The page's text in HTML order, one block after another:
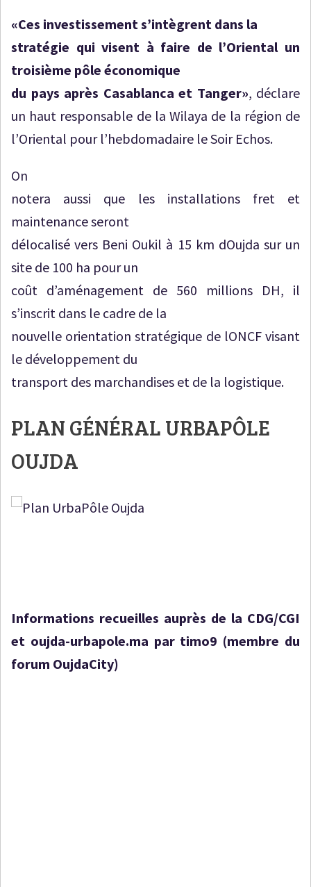
«Ces investissement s’intègrent dans la
stratégie qui visent à faire de l’Oriental un
troisième pôle économique
du pays après Casablanca et Tanger», déclare
un haut responsable de la Wilaya de la région de
l’Oriental pour l’hebdomadaire le Soir Echos.
On
notera aussi que les installations fret et
maintenance seront
délocalisé vers Beni Oukil à 15 km dOujda sur un
site de 100 ha pour un
coût d’aménagement de 560 millions DH, il
s’inscrit dans le cadre de la
nouvelle orientation stratégique de lONCF visant
le développement du
transport des marchandises et de la logistique.
PLAN GÉNÉRAL URBAPÔLE
OUJDA
Informations recueilles auprès de la CDG/CGI
et oujda-urbapole.ma par timo9 (membre du
forum OujdaCity)